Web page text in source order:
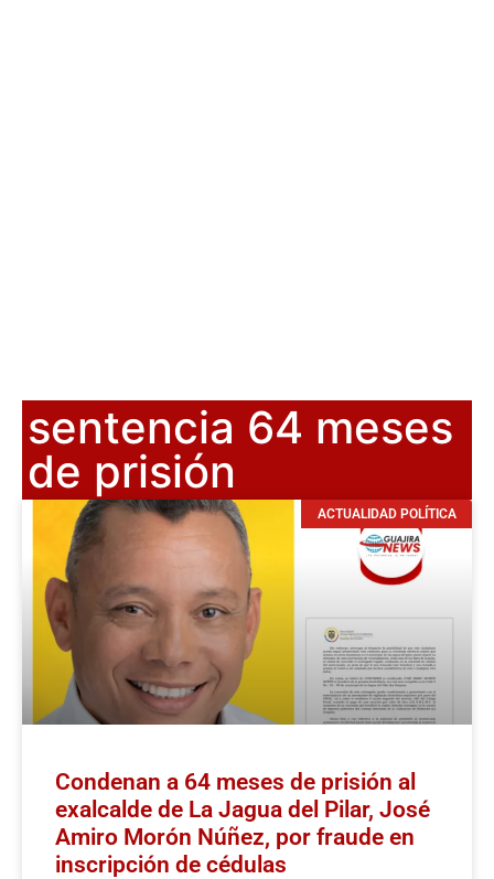
sentencia 64 meses
de prisión
ACTUALIDAD POLÍTICA
Condenan a 64 meses de prisión al
exalcalde de La Jagua del Pilar, José
Amiro Morón Núñez, por fraude en
inscripción de cédulas